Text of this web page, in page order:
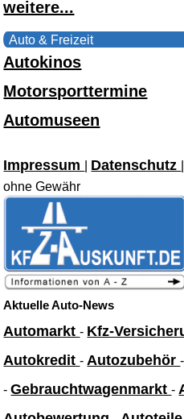
weitere...
Auto & Freizeit
Autokinos
Motorsporttermine
Automuseen
Impressum Datenschutz
ohne Gewähr
Aktuelle Auto-News
Automarkt- Kfz-
Autokredit- Autozubehör-
-Gebrauchtwagenmarkt-